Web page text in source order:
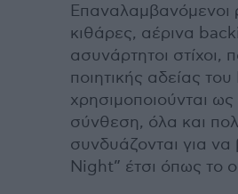
Επαναλαμβανόμενοι
κιθάρες, αέρινα
ασυνάρτητοι στίχοι,
ποιητικής αδείας
χρησιμοποιούνται
σύνθεση, όλα και
συνδυάζονται για να
Night” έτσι όπως το